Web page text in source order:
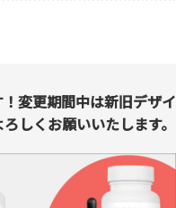
変更期間中は新旧デザイ
しくお願いいたします。